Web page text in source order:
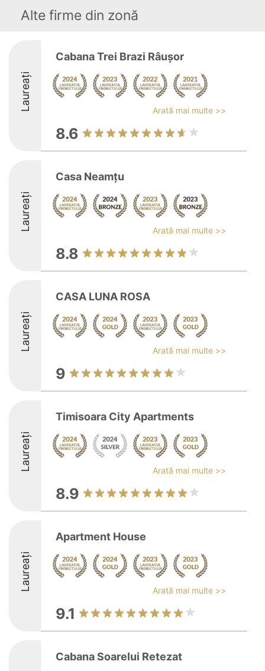
Alte firme din zonă
Laureați
Cabana Trei Brazi Râușor
Arată mai multe >>
8.6
Laureați
Casa Neamțu
Arată mai multe >>
8.8
Laureați
CASA LUNA ROSA
Arată mai multe >>
9
Laureați
Timisoara City Apartments
Arată mai multe >>
8.9
Laureați
Apartment House
Arată mai multe >>
9.1
Cabana Soarelui Retezat